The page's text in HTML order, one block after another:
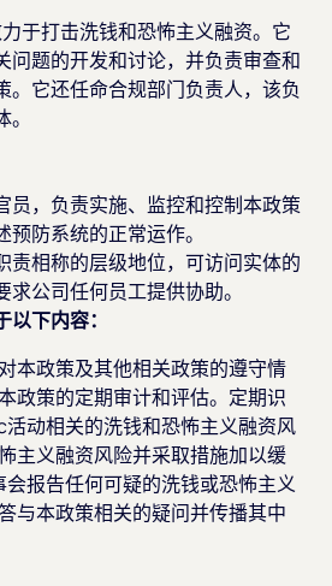
于打击洗钱和恐怖主义融资。它
问题的开发和讨论，并负责审查和
。它还任命合规部门负责人，该负
员，负责实施、监控和控制本政策
防系统的正常运作。
责相称的层级地位，可访问实体的
公司任何员工提供协助。
下内容：
本政策及其他相关政策的遵守情
政策的定期审计和评估。定期识
动相关的洗钱和恐怖主义融资风
主义融资风险并采取措施加以缓
报告任何可疑的洗钱或恐怖主义
与本政策相关的疑问并传播其中